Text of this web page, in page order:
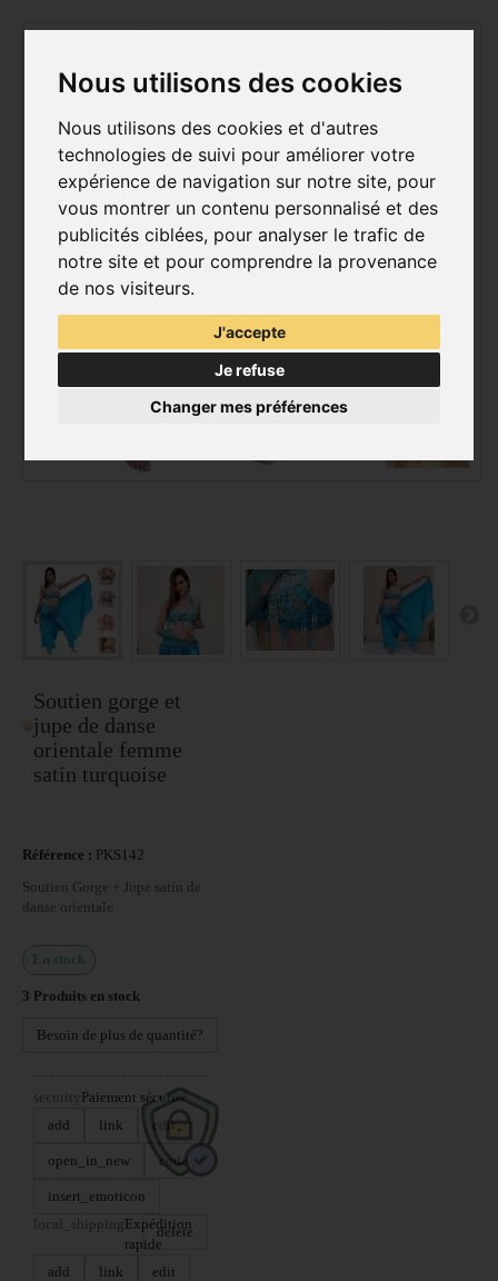
Nous utilisons des cookies
Nous utilisons des cookies et d'autres
technologies de suivi pour améliorer votre
expérience de navigation sur notre site, pour
vous montrer un contenu personnalisé et des
publicités ciblées, pour analyser le trafic de
notre site et pour comprendre la provenance
de nos visiteurs.
J'accepte
Je refuse
Changer mes préférences
Soutien gorge et
jupe de danse
orientale femme
satin turquoise
Référence : PKS142
Soutien Gorge + Jupe satin de
danse orientale
En stock
3 Produits en stock
Besoin de plus de quantité?
security Paiement sécurisé
add
link edit
open_in_new code
insert_emoticon
delete
local_shipping Expédition
rapide
add
link edit